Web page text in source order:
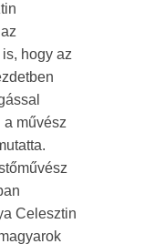
hogy az
a művész
Celesztin